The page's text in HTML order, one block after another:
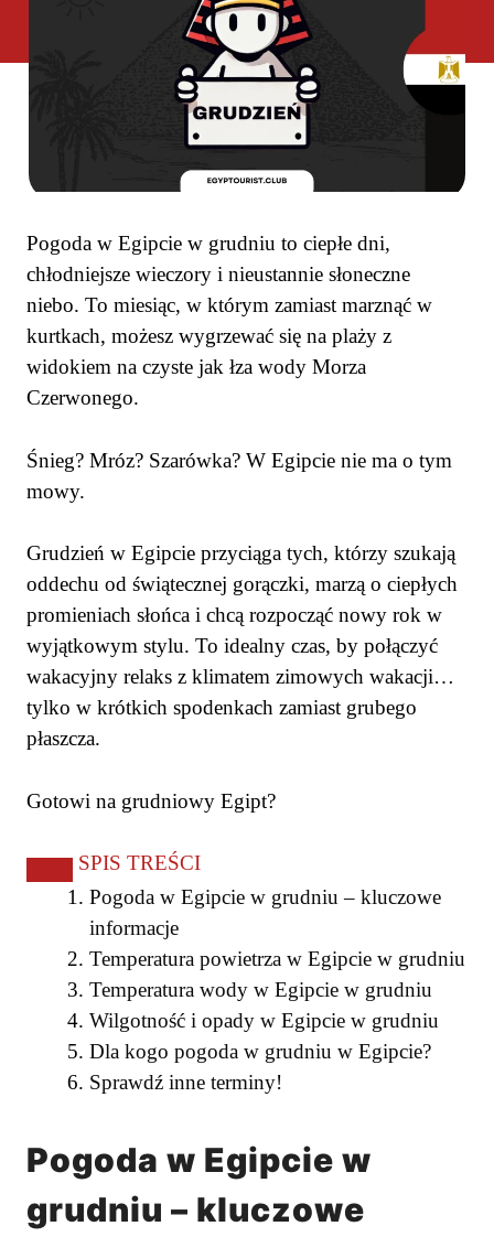
Pogoda w Egipcie w grudniu to ciepłe dni,
chłodniejsze wieczory i nieustannie słoneczne
niebo. To miesiąc, w którym zamiast marznąć w
kurtkach, możesz wygrzewać się na plaży z
widokiem na czyste jak łza wody Morza
Czerwonego.
Śnieg? Mróz? Szarówka? W Egipcie nie ma o tym
mowy.
Grudzień w Egipcie przyciąga tych, którzy szukają
oddechu od świątecznej gorączki, marzą o ciepłych
promieniach słońca i chcą rozpocząć nowy rok w
wyjątkowym stylu. To idealny czas, by połączyć
wakacyjny relaks z klimatem zimowych wakacji…
tylko w krótkich spodenkach zamiast grubego
płaszcza.
Gotowi na grudniowy Egipt?
SPIS TREŚCI
Pogoda w Egipcie w grudniu – kluczowe
informacje
Temperatura powietrza w Egipcie w grudniu
Temperatura wody w Egipcie w grudniu
Wilgotność i opady w Egipcie w grudniu
Dla kogo pogoda w grudniu w Egipcie?
Sprawdź inne terminy!
Pogoda w Egipcie w
grudniu – kluczowe